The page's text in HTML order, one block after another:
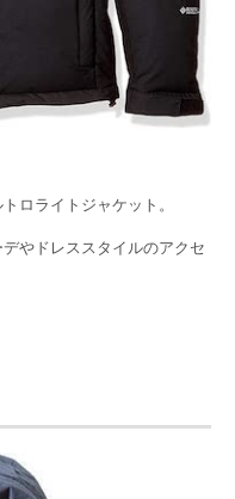
ロライトジャケット。
やドレススタイルのアクセ